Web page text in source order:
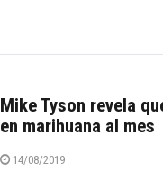
Mike Tyson revela
en marihuana al mes
14/08/2019